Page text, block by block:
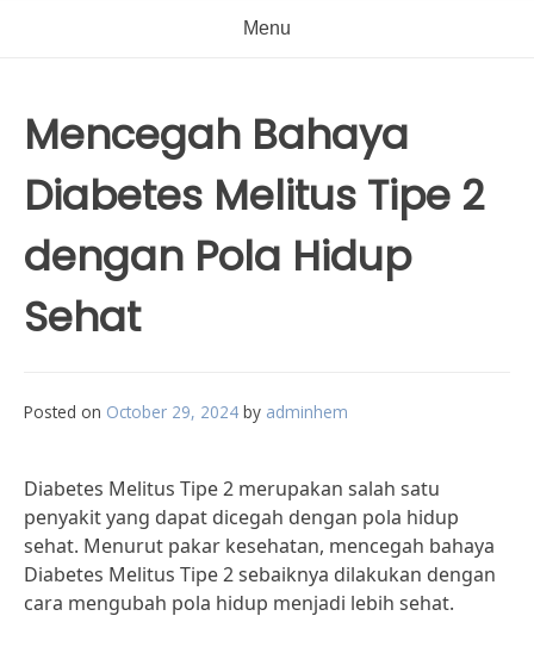
Menu
Mencegah Bahaya
Diabetes Melitus Tipe 2
dengan Pola Hidup
Sehat
Posted on October 29, 2024 by adminhem
Diabetes Melitus Tipe 2 merupakan salah satu
penyakit yang dapat dicegah dengan pola hidup
sehat. Menurut pakar kesehatan, mencegah bahaya
Diabetes Melitus Tipe 2 sebaiknya dilakukan dengan
cara mengubah pola hidup menjadi lebih sehat.